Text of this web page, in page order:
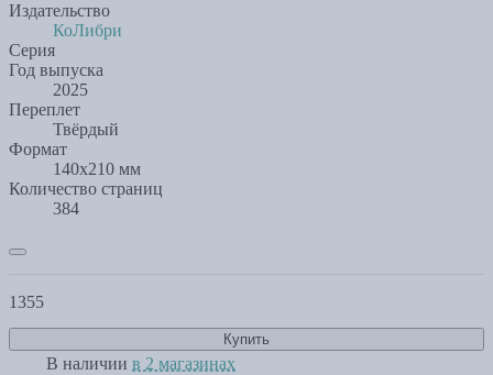
Издательство
КоЛибри
Серия
Год выпуска
2025
Переплет
Твёрдый
Формат
140х210 мм
Количество страниц
384
1355
Купить
В наличии в 2 магазинах